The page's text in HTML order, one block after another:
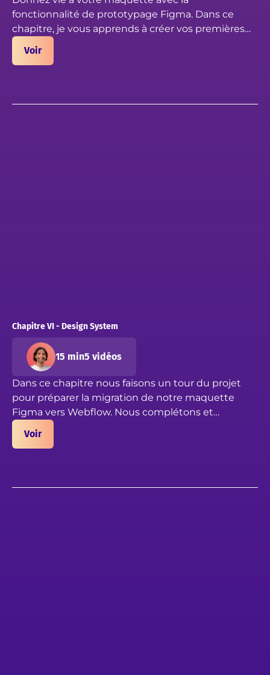
fonctionnalité de prototypage Figma. Dans ce
chapitre, je vous apprends à créer vos premières
animations dans Figma, et rendre l'interaction et la
navigation possible entre les pages. Créez votre
Voir
Chapitre VI - Design System
15 min5 vidéos
Dans ce chapitre nous faisons un tour du projet
pour préparer la migration de notre maquette
Figma vers Webflow. Nous complétons et
optimisons le design system de notre fichier, en
nous assurant que chaque élément est à jour pour
Voir